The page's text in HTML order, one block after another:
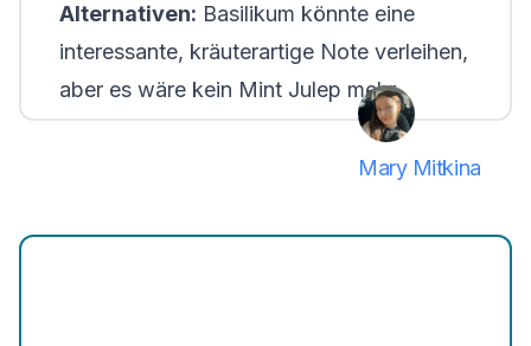
Alternativen: Basilikum könnte eine
interessante, kräuterartige Note verleihen,
aber es wäre kein Mint Julep mehr.
Mary Mitkina